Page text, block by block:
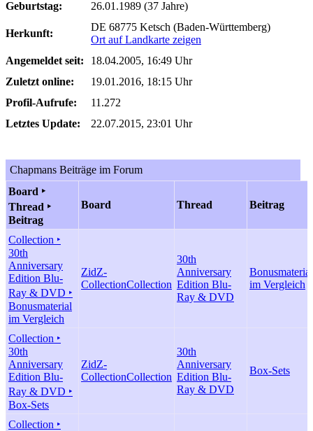
Geburtstag: 26.01.1989 (37 Jahre)
Herkunft:
DE 68775 Ketsch (Baden-Württemberg)
Ort auf Landkarte zeigen
Angemeldet seit:
18.04.2005, 16:49 Uhr
Zuletzt online:
19.01.2016, 18:15 Uhr
Profil-Aufrufe:
11.272
Letztes Update:
22.07.2015, 23:01 Uhr
Chapmans Beiträge im Forum
Board ‣
Thread ‣
Beitrag
Board Thread Beitrag
Collection ‣
30th
Anniversary
Edition Blu-
Ray & DVD ‣
Bonusmaterial
im Vergleich
ZidZ-
CollectionCollection
30th
Anniversary
Edition Blu-
Ray & DVD
Bonusmaterial
im Vergleich
Collection ‣
30th
Anniversary
Edition Blu-
Ray & DVD ‣
Box-Sets
ZidZ-
CollectionCollection
30th
Anniversary
Edition Blu-
Ray & DVD
Box-Sets
Collection ‣